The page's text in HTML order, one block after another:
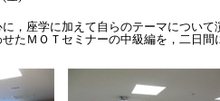
，座学に加えて自らのテーマについ
たＭＯＴセミナーの中級編を，二日間